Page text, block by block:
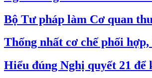
Bộ Tư pháp làm Cơ quan
Thống nhất cơ chế phối
Hiểu đúng Nghị quyết 21